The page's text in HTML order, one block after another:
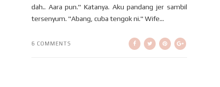
dah.. Aara pun." Katanya. Aku pandang jer sambil
tersenyum. "Abang, cuba tengok ni." Wife...
6 COMMENTS